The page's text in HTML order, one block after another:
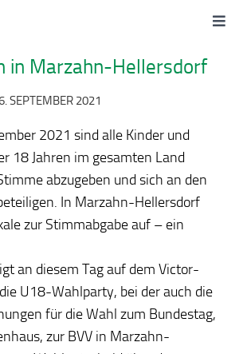
in Marzahn-Hellersdorf
SEPTEMBER 2021
2021 sind alle Kinder und
18 Jahren im gesamten Land
abzugeben und sich an den
In Marzahn-Hellersdorf
zur Stimmabgabe auf – ein
an diesem Tag auf dem Victor-
U18-Wahlparty, bei der auch die
für die Wahl zum Bundestag,
zur BVV in Marzahn-